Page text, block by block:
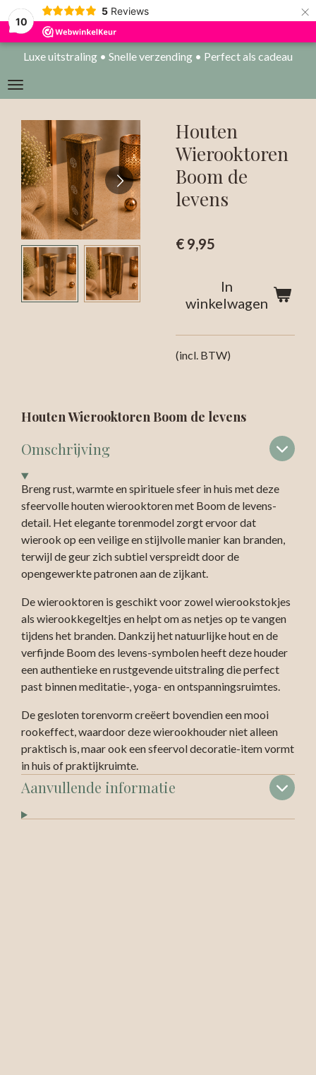
10
5 Reviews ×
Luxe uitstraling • Snelle verzending • Perfect als cadeau
Houten
Wierooktoren
Boom de
levens
€ 9,95
In
winkelwagen
(incl. BTW)
Houten Wierooktoren Boom de levens
Omschrijving
Breng rust, warmte en spirituele sfeer in huis met deze
sfeervolle houten wierooktoren met Boom de levens-
detail. Het elegante torenmodel zorgt ervoor dat
wierook op een veilige en stijlvolle manier kan branden,
terwijl de geur zich subtiel verspreidt door de
opengewerkte patronen aan de zijkant.
De wierooktoren is geschikt voor zowel wierookstokjes
als wierookkegeltjes en helpt om as netjes op te vangen
tijdens het branden. Dankzij het natuurlijke hout en de
verfijnde Boom des levens-symbolen heeft deze houder
een authentieke en rustgevende uitstraling die perfect
past binnen meditatie-, yoga- en ontspanningsruimtes.
De gesloten torenvorm creëert bovendien een mooi
rookeffect, waardoor deze wierookhouder niet alleen
praktisch is, maar ook een sfeervol decoratie-item vormt
in huis of praktijkruimte.
Aanvullende informatie